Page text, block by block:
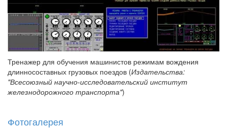
Тренажер для обучения машинистов режимам вождения
длинносоставных грузовых поездов (Издательства:
"Всесоюзный научно-исследовательский институт
железнодорожного транспорта")
Фотогалерея